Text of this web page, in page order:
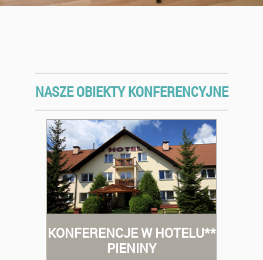
NASZE OBIEKTY KONFERENCYJNE
KONFERENCJE W HOTELU**
PIENINY